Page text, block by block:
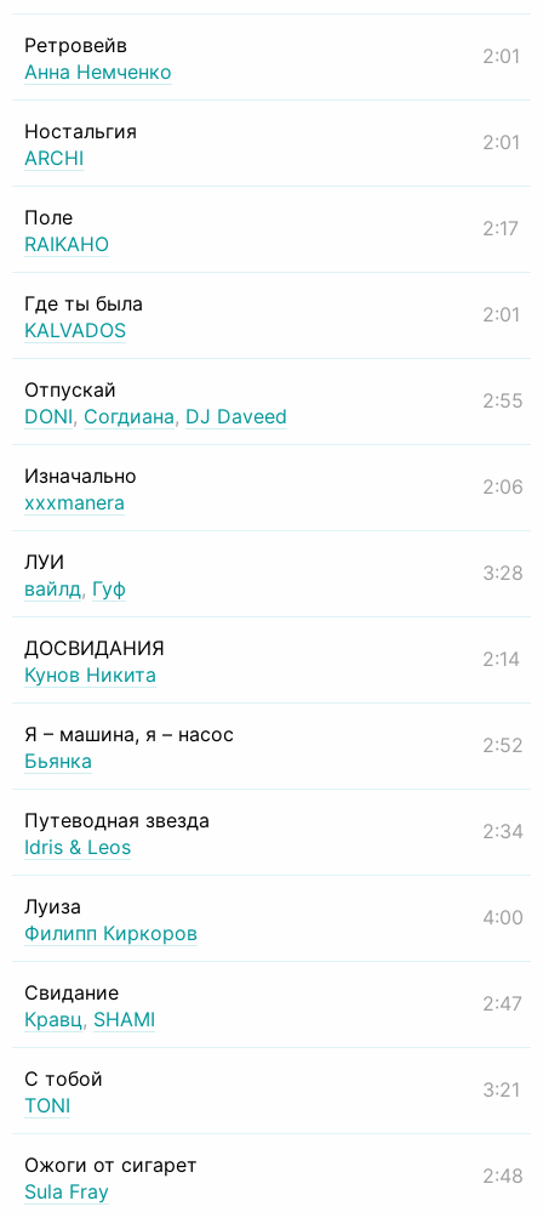
Ретровейв
Анна Немченко
2:01
Ностальгия
ARCHI
2:01
Поле
RAIKAHO
2:17
Где ты была
KALVADOS
2:01
Отпускай
DONI, Согдиана, DJ Daveed
2:55
Изначально
xxxmanera
2:06
ЛУИ
вайлд, Гуф
3:28
ДОСВИДАНИЯ
Кунов Никита
2:14
Я – машина, я – насос
Бьянка
2:52
Путеводная звезда
Idris & Leos
2:34
Луиза
Филипп Киркоров
4:00
Свидание
Кравц, SHAMI
2:47
С тобой
TONI
3:21
Ожоги от сигарет
Sula Fray
2:48